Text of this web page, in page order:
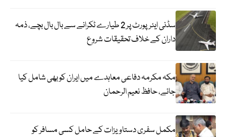
سڈنی ایئرپورٹ پر 2 طیارے ٹکرانے سے بال بال بچے، ذمہ
داران کے خلاف تحقیقات شروع
مکہ مکرمہ دفاعی معاہدے میں ایران کو بھی شامل کیا
جائے، حافظ نعیم الرحمان
مکمل سفری دستاویزات کے حامل کسی مسافر کو